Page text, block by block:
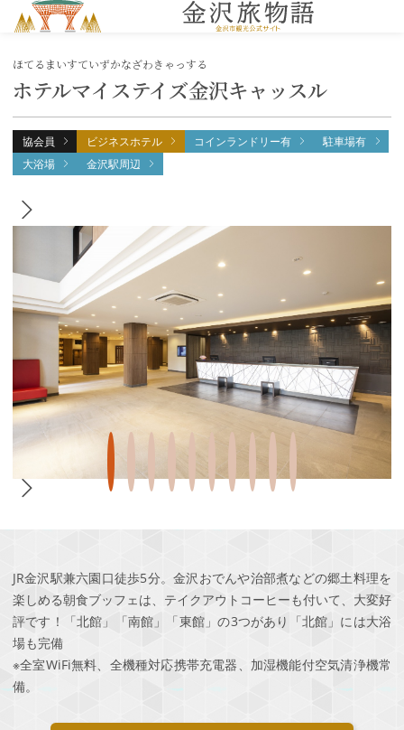
ホテルマイステイズ金沢キャッスル
ほてるまいすていずかなざわきゃっする
協会員 ビジネスホテル コインランドリー有
駐車場有
大浴場
金沢駅周辺
JR金沢駅兼六園口徒歩5分。金沢おでんや治部煮などの郷土料理を
楽しめる朝食ブッフェは、テイクアウトコーヒーも付いて、大変好
評です！「北館」「南館」「東館」の3つがあり「北館」には大浴
場も完備
※全室WiFi無料、全機種対応携帯充電器、加湿機能付空気清浄機常
備。